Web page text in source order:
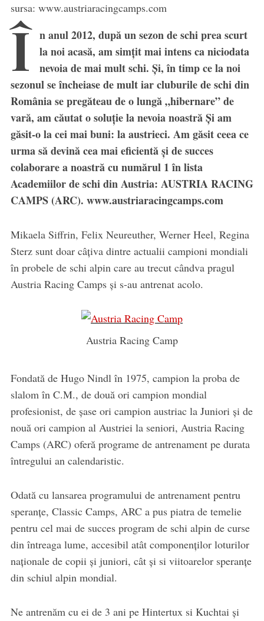
sursa: www.austriaracingcamps.com
Î n anul 2012, după un sezon de schi prea scurt
la noi acasă, am simțit mai intens ca niciodata
nevoia de mai mult schi. Și, în timp ce la noi
sezonul se încheiase de mult iar cluburile de schi din
România se pregăteau de o lungă „hibernare” de
vară, am căutat o soluție la nevoia noastră Și am
găsit-o la cei mai buni: la austrieci. Am găsit ceea ce
urma să devină cea mai eficientă și de succes
colaborare a noastră cu numărul 1 în lista
Academiilor de schi din Austria: AUSTRIA RACING
CAMPS (ARC). www.austriaracingcamps.com
Mikaela Siffrin, Felix Neureuther, Werner Heel, Regina
Sterz sunt doar câțiva dintre actualii campioni mondiali
în probele de schi alpin care au trecut cândva pragul
Austria Racing Camps și s-au antrenat acolo.
Austria Racing Camp
Fondată de Hugo Nindl în 1975, campion la proba de
slalom în C.M., de două ori campion mondial
profesionist, de șase ori campion austriac la Juniori și de
nouă ori campion al Austriei la seniori, Austria Racing
Camps (ARC) oferă programe de antrenament pe durata
întregului an calendaristic.
Odată cu lansarea programului de antrenament pentru
speranțe, Classic Camps, ARC a pus piatra de temelie
pentru cel mai de succes program de schi alpin de curse
din întreaga lume, accesibil atât componenților loturilor
naționale de copii și juniori, cât și si viitoarelor speranțe
din schiul alpin mondial.
Ne antrenăm cu ei de 3 ani pe Hintertux si Kuchtai și